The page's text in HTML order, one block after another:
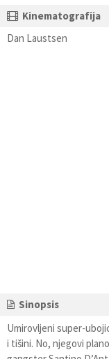
Kinematografija
Dan Laustsen
Sinopsis
Umirovljeni super-
i tišini. No, njegovi